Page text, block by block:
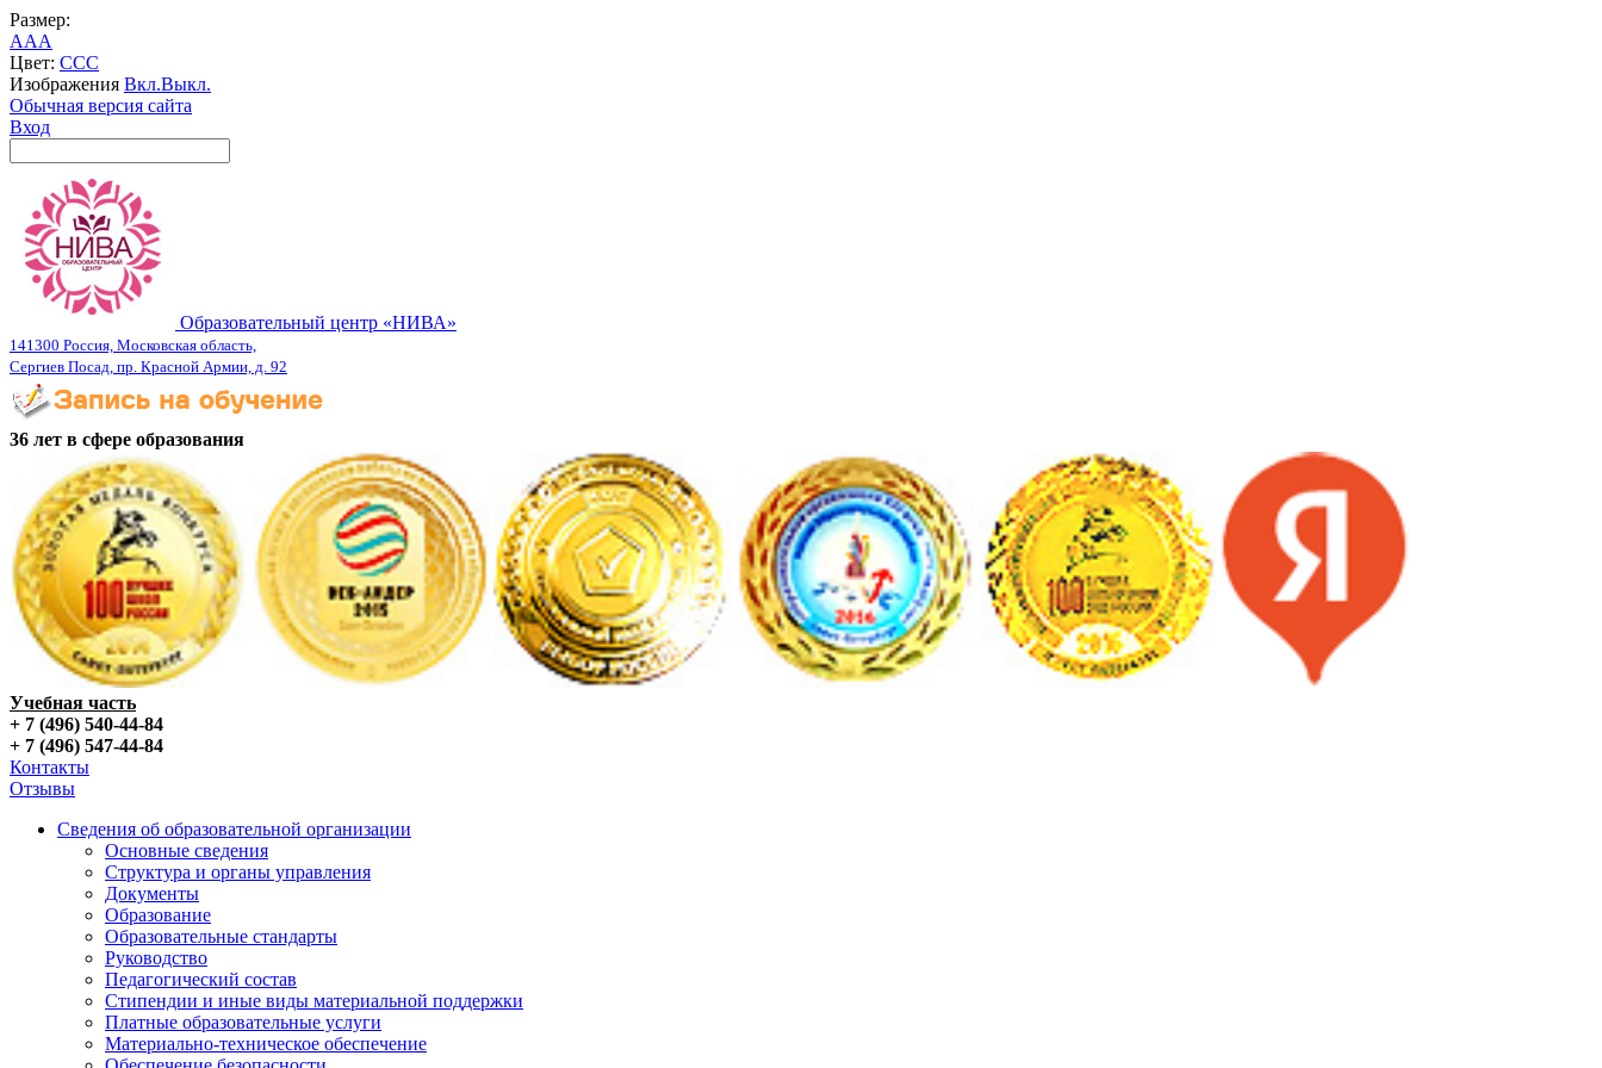
Размер:
AAA
Цвет: CCC
Изображения Вкл.Выкл.
Обычная версия сайта
Вход
Образовательный центр «НИВА»
141300 Россия, Московская область,
Сергиев Посад, пр. Красной Армии, д. 92
36 лет в сфере образования
Учебная часть
+ 7 (496) 540-44-84
+ 7 (496) 547-44-84
Контакты
Отзывы
Сведения об образовательной организации
Основные сведения
Структура и органы управления
Документы
Образование
Образовательные стандарты
Руководство
Педагогический состав
Стипендии и иные виды материальной поддержки
Платные образовательные услуги
Материально-техническое обеспечение